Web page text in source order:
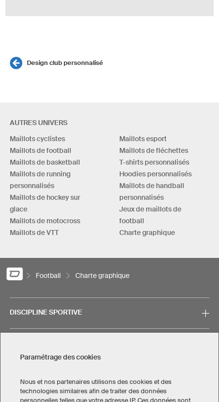
Design club personnalisé
AUTRES UNIVERS
Maillots cyclistes
Maillots de football
Maillots de basketball
Maillots de running
personnalisés
Maillots de hockey sur
glace
Maillots de motocross
Maillots de VTT
Maillots esport
Maillots de fléchettes
T-shirts personnalisés
Hoodies personnalisés
Maillots de handball
personnalisés
Jeux de maillots de
football
Charte graphique
Football Charte graphique
DISCIPLINE SPORTIVE
Paramétrage des cookies
Nous et nos partenaires utilisons des cookies et des
technologies similaires afin de traiter des données
personnelles telles que votre adresse IP. Ces données sont